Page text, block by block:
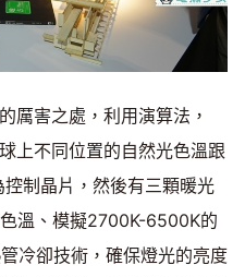
厲害之處，利用演算法，
上不同位置的自然光色溫跟
制晶片，然後有三顆暖光
溫、模擬2700K-6500K的
冷卻技術，確保燈光的亮度